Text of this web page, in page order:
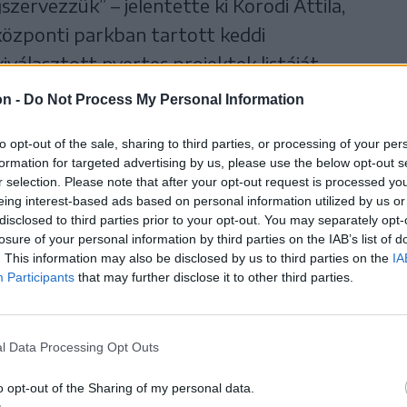
- Do Not Process My Personal Information
opt-out of the sale, sharing to third parties, or processing of your
for targeted advertising by us, please use the below opt-out
selection. Please note that after your opt-out request is processed
interest-based ads based on personal information utilized by us
to third parties prior to your opt-out. You may separately
of your personal information by third parties on the IAB’s list of
This information may also be disclosed by us to third parties on the
Participants that may further disclose it to other third parties.
Data Processing Opt Outs
opt-out of the Sharing of my personal data.
– jelentette ki Korodi Attila,
parkban tartott keddi
nyertes projektek listáját
költségvetés keretét idén 500 ezer
önkormányzat, a városlakók pedig a
nyújtottak be a polgármesteri
célra kijelölt bizottság hetet választott ki,
areszvetelikoltsegvetes.szereda.ro oldalon.
volt, vagy olyanok, amelyek már
listáján, vagy túllépték volna a
őket.
végül hatot fognak megvalósítani,